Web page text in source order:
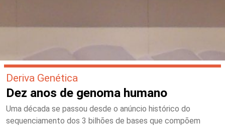
Deriva Genética
Dez anos de genoma humano
Uma década se passou desde o anúncio histórico do
sequenciamento dos 3 bilhões de bases que compõem